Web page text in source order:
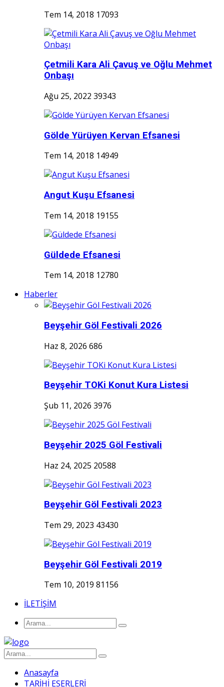
Tem 14, 2018 17093
Çetmili Kara Ali Çavuş ve Oğlu Mehmet
Onbaşı
Ağu 25, 2022 39343
Gölde Yürüyen Kervan Efsanesi
Tem 14, 2018 14949
Angut Kuşu Efsanesi
Tem 14, 2018 19155
Güldede Efsanesi
Tem 14, 2018 12780
Haberler
Beyşehir Göl Festivali 2026
Haz 8, 2026 686
Beyşehir TOKi Konut Kura Listesi
Şub 11, 2026 3976
Beyşehir 2025 Göl Festivali
Haz 24, 2025 20588
Beyşehir Göl Festivali 2023
Tem 29, 2023 43430
Beyşehir Göl Festivali 2019
Tem 10, 2019 81156
İLETİŞİM
Anasayfa
TARİHİ ESERLERİ